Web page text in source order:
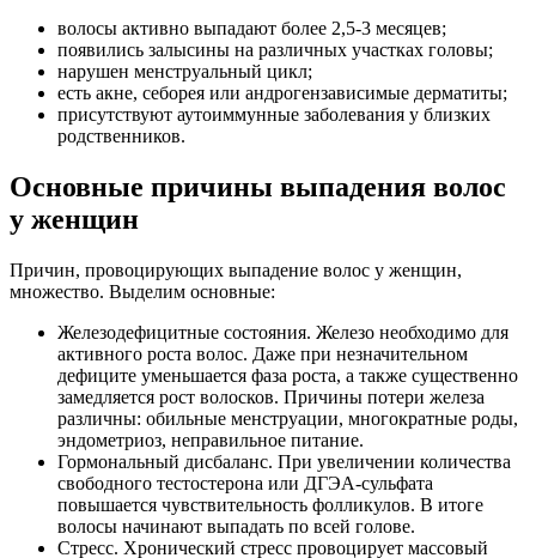
волосы активно выпадают более 2,5-3 месяцев;
появились залысины на различных участках головы;
нарушен менструальный цикл;
есть акне, себорея или андрогензависимые дерматиты;
присутствуют аутоиммунные заболевания у близких
родственников.
Основные причины выпадения волос
у женщин
Причин, провоцирующих выпадение волос у женщин,
множество. Выделим основные:
Железодефицитные состояния. Железо необходимо для
активного роста волос. Даже при незначительном
дефиците уменьшается фаза роста, а также существенно
замедляется рост волосков. Причины потери железа
различны: обильные менструации, многократные роды,
эндометриоз, неправильное питание.
Гормональный дисбаланс. При увеличении количества
свободного тестостерона или ДГЭА-сульфата
повышается чувствительность фолликулов. В итоге
волосы начинают выпадать по всей голове.
Стресс. Хронический стресс провоцирует массовый